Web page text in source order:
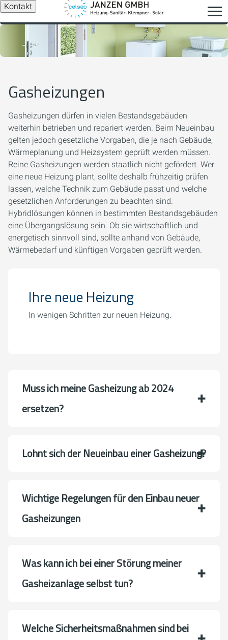
Kontakt
Gasheizungen
Gasheizungen dürfen in vielen Bestandsgebäuden
weiterhin betrieben und repariert werden. Beim Neueinbau
gelten jedoch gesetzliche Vorgaben, die je nach Gebäude,
Wärmeplanung und Heizsystem geprüft werden müssen.
Reine Gasheizungen werden staatlich nicht gefördert. Wer
eine neue Heizung plant, sollte deshalb frühzeitig prüfen
lassen, welche Technik zum Gebäude passt und welche
gesetzlichen Anforderungen zu beachten sind.
Hybridlösungen können in bestimmten Bestandsgebäuden
eine Übergangslösung sein. Ob sie wirtschaftlich und
energetisch sinnvoll sind, sollte anhand von Gebäude,
Wärmebedarf und künftigen Vorgaben geprüft werden.
Ihre neue Heizung
In wenigen Schritten zur neuen Heizung.
Muss ich meine Gasheizung ab 2024
ersetzen?
Lohnt sich der Neueinbau einer Gasheizung?
Wichtige Regelungen für den Einbau neuer
Gasheizungen
Was kann ich bei einer Störung meiner
Gasheizanlage selbst tun?
Welche Sicherheitsmaßnahmen sind bei